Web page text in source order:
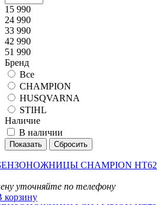
15 990
24 990
33 990
42 990
51 990
Бренд
Все
CHAMPION
HUSQVARNA
STIHL
Наличие
В наличии
CHAMPION
уточняйте по телефону
корзину